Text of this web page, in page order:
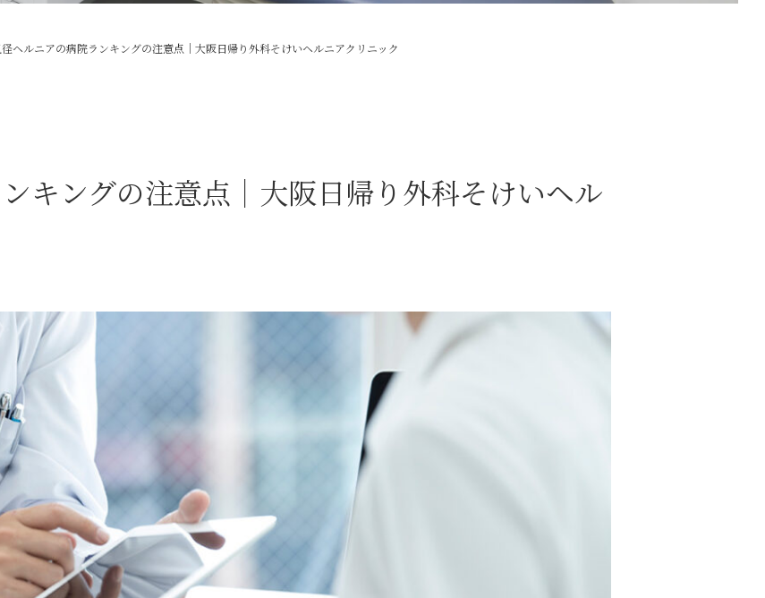
径ヘルニアの病院ランキングの注意点｜大阪日帰り外科そけいヘルニアクリニック
キングの注意点｜大阪日帰り外科そけいヘル